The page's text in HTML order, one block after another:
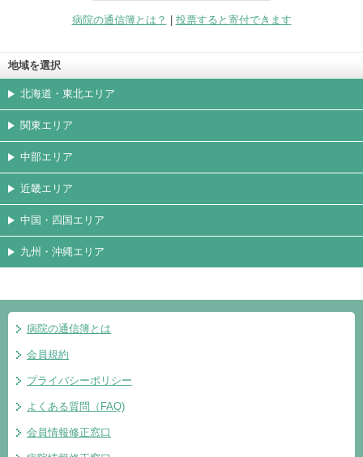
病院の通信簿とは？
投票すると寄付できます
地域を選択
北海道・東北エリア
関東エリア
中部エリア
近畿エリア
中国・四国エリア
九州・沖縄エリア
病院の通信簿とは
会員規約
プライバシーポリシー
よくある質問（FAQ)
会員情報修正窓口